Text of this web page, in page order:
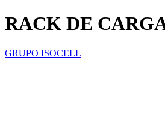
RACK DE
GRUPO ISOCELL